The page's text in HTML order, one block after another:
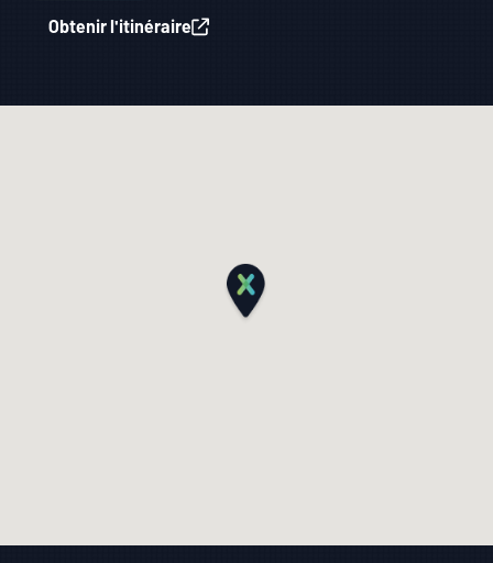
Obtenir l'itinéraire